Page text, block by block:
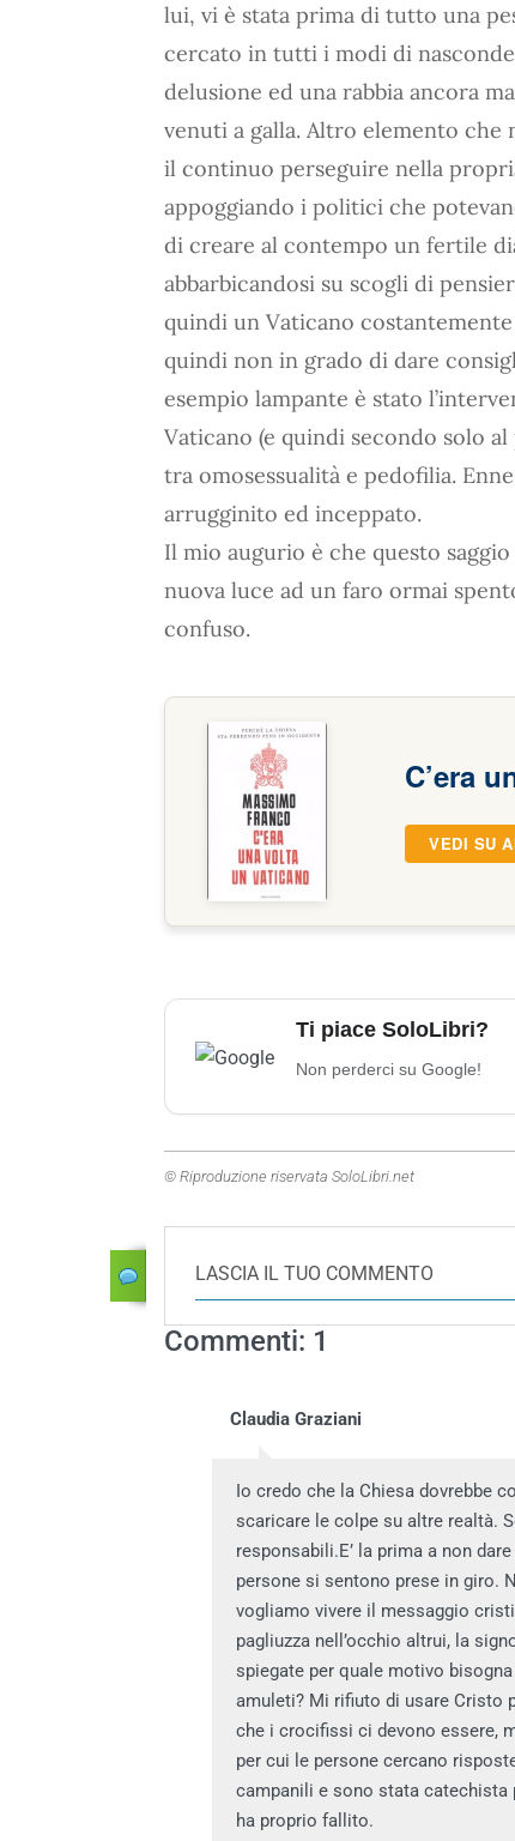
lui, vi è stata prima di tutto una
cercato in tutti i modi di
delusione ed una rabbia ancora
venuti a galla. Altro elemento che
il continuo perseguire nella
appoggiando i politici che
di creare al contempo un fertile
abbarbicandosi su scogli di
quindi un Vaticano
quindi non in grado di dare
esempio lampante è stato
Vaticano (e quindi secondo solo
tra omosessualità e pedofilia.
arrugginito ed inceppato.
Il mio augurio è che questo
nuova luce ad un faro ormai
confuso.
C’era
VEDI SU
Ti piace SoloLibri?
Non perderci su Google!
© Riproduzione riservata SoloLibri.net
LASCIA IL TUO COMMENTO
Commenti: 1
Claudia Graziani
Io credo che la Chiesa dovrebbe
scaricare le colpe su altre realtà.
responsabili.E’ la prima a non
persone si sentono prese in giro.
vogliamo vivere il messaggio
pagliuzza nell’occhio altrui, la
spiegate per quale motivo
amuleti? Mi rifiuto di usare Cristo
che i crocifissi ci devono essere,
per cui le persone cercano
campanili e sono stata catechista
ha proprio fallito.